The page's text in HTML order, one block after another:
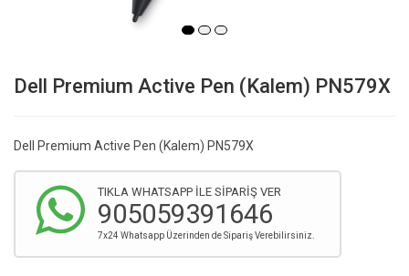
Dell Premium Active Pen (Kalem) PN579X
Dell Premium Active Pen (Kalem) PN579X
TIKLA WHATSAPP İLE SİPARİŞ VER
905059391646
7x24 Whatsapp Üzerinden de Sipariş Verebilirsiniz.